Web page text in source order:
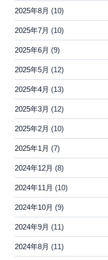
2025年8月 (10)
2025年7月 (10)
2025年6月 (9)
2025年5月 (12)
2025年4月 (13)
2025年3月 (12)
2025年2月 (10)
2025年1月 (7)
2024年12月 (8)
2024年11月 (10)
2024年10月 (9)
2024年9月 (11)
2024年8月 (11)